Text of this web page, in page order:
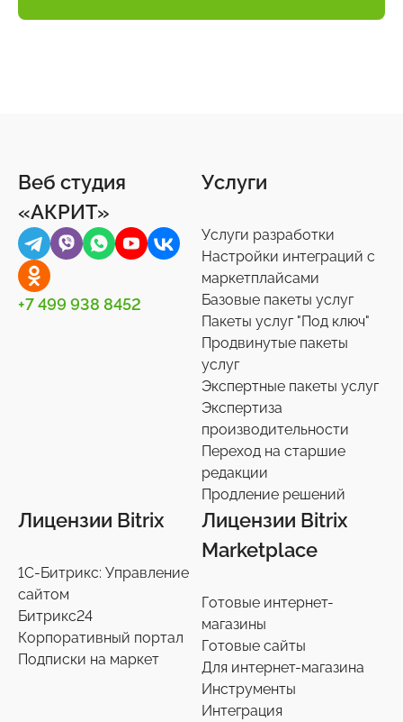
Веб студия
«АКРИТ»
+7 499 938 8452
Услуги
Услуги разработки
Настройки интеграций с
маркетплайсами
Базовые пакеты услуг
Пакеты услуг "Под ключ"
Продвинутые пакеты
услуг
Экспертные пакеты услуг
Экспертиза
производительности
Переход на старшие
редакции
Продление решений
Лицензии Bitrix
1С-Битрикс: Управление
сайтом
Битрикс24
Корпоративный портал
Подписки на маркет
Лицензии Bitrix
Marketplace
Готовые интернет-
магазины
Готовые сайты
Для интернет-магазина
Инструменты
Интеграция